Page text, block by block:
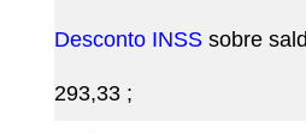
Desconto INSS sobre
293,33 ;